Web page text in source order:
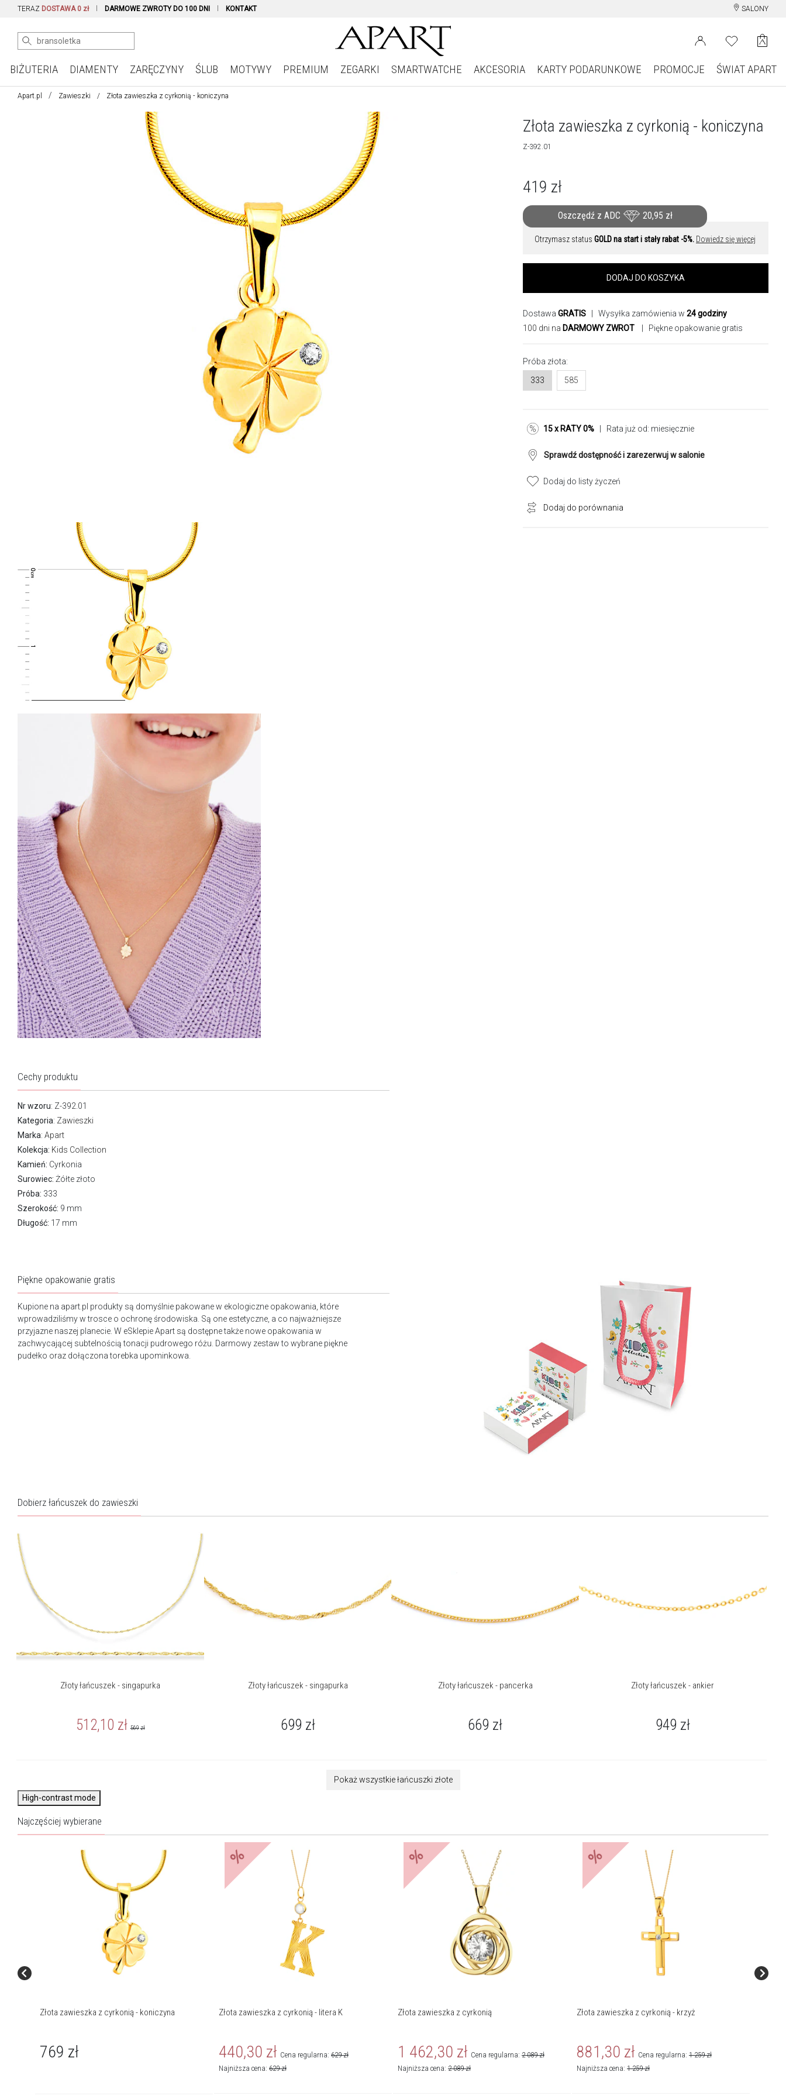
TERAZ DOSTAWA 0 zł DARMOWE ZWROTY DO 100 DNI KONTAKT SALONY
BIŻUTERIA DIAMENTY ZARĘCZYNY ŚLUB MOTYWY PREMIUM ZEGARKI SMARTWATCHE AKCESORIA KARTY PODARUNKOWE PROMOCJE ŚWIAT APART
Apart.pl Zawieszki Złota zawieszka z cyrkonią - koniczyna
Złota zawieszka z cyrkonią - koniczyna
Z-392.01
419 zł
Oszczędź z ADC 20,95 zł
Otrzymasz status GOLD na start i stały rabat -5%. Dowiedz się więcej
DODAJ DO KOSZYKA
Dostawa GRATIS | Wysyłka zamówienia w 24 godziny
100 dni na DARMOWY ZWROT | Piękne opakowanie gratis
Próba złota:
333
585
15 x RATY 0% | Rata już od: miesięcznie
Sprawdź dostępność i zarezerwuj w salonie
Dodaj do listy życzeń
Dodaj do porównania
Cechy produktu
Nr wzoru: Z-392.01
Kategoria: Zawieszki
Marka: Apart
Kolekcja: Kids Collection
Kamień: Cyrkonia
Surowiec: Żółte złoto
Próba: 333
Szerokość: 9 mm
Długość: 17 mm
Piękne opakowanie gratis
Kupione na apart.pl produkty są domyślnie pakowane w ekologiczne opakowania, które
wprowadziliśmy w trosce o ochronę środowiska. Są one estetyczne, a co najważniejsze
przyjazne naszej planecie. W eSklepie Apart są dostępne także nowe opakowania w
zachwycającej subtelnością tonacji pudrowego różu. Darmowy zestaw to wybrane piękne
pudełko oraz dołączona torebka upominkowa.
Dobierz łańcuszek do zawieszki
Złoty łańcuszek - singapurka
512,10 zł 569zł
Złoty łańcuszek - singapurka
699 zł
Złoty łańcuszek - pancerka
669 zł
Złoty łańcuszek - ankier
949 zł
Pokaż wszystkie łańcuszki złote
High-contrast mode
Najczęściej wybierane
Złota zawieszka z cyrkonią - koniczyna
769 zł
%
Złota zawieszka z cyrkonią - litera K
440,30 zł Cena regularna: 629 zł
Najniższa cena: 629 zł
%
Złota zawieszka z cyrkonią
1 462,30 zł Cena regularna: 2 089 zł
Najniższa cena: 2 089 zł
%
Złota zawieszka z cyrkonią - krzyż
881,30 zł Cena regularna: 1 259 zł
Najniższa cena: 1 259 zł